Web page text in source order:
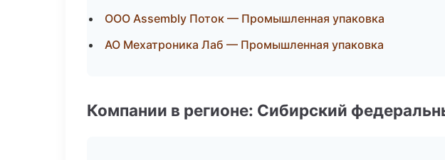
ООО Assembly Поток — Промышленная упаковка
АО Мехатроника Лаб — Промышленная упаковка
Компании в регионе: Сибирский